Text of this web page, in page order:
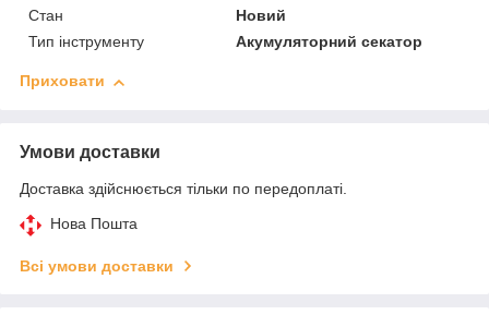
Стан
Новий
Тип інструменту
Акумуляторний секатор
Приховати
Умови доставки
Доставка здійснюється тільки по передоплаті.
Нова Пошта
Всі умови доставки